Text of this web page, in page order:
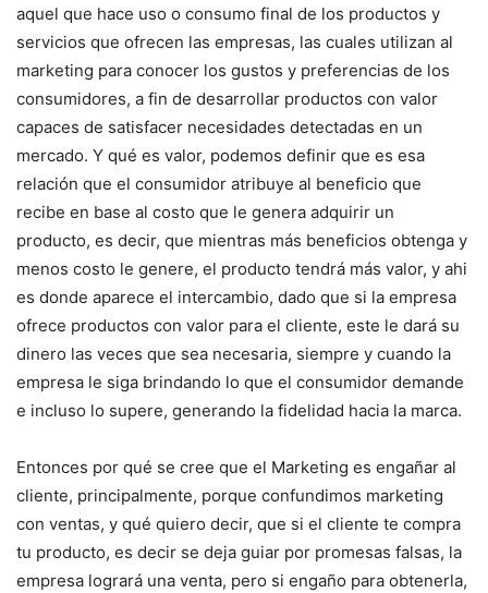
aquel que hace uso o consumo final de los productos y
servicios que ofrecen las empresas, las cuales utilizan al
marketing para conocer los gustos y preferencias de los
consumidores, a fin de desarrollar productos con valor
capaces de satisfacer necesidades detectadas en un
mercado. Y qué es valor, podemos definir que es esa
relación que el consumidor atribuye al beneficio que
recibe en base al costo que le genera adquirir un
producto, es decir, que mientras más beneficios obtenga y
menos costo le genere, el producto tendrá más valor, y ahi
es donde aparece el intercambio, dado que si la empresa
ofrece productos con valor para el cliente, este le dará su
dinero las veces que sea necesaria, siempre y cuando la
empresa le siga brindando lo que el consumidor demande
e incluso lo supere, generando la fidelidad hacia la marca.
Entonces por qué se cree que el Marketing es engañar al
cliente, principalmente, porque confundimos marketing
con ventas, y qué quiero decir, que si el cliente te compra
tu producto, es decir se deja guiar por promesas falsas, la
empresa logrará una venta, pero si engaño para obtenerla,